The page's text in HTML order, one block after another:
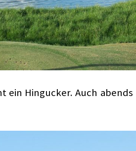
ein Hingucker. Auch